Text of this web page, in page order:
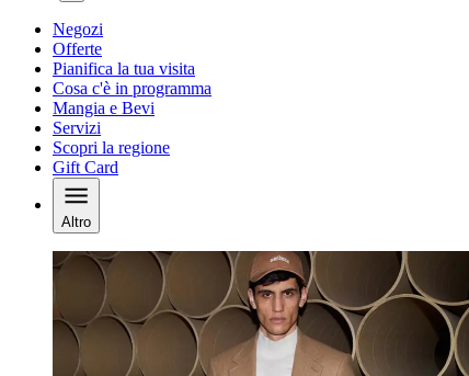
Negozi
Offerte
Pianifica la tua visita
Cosa c'è in programma
Mangia e Bevi
Servizi
Scopri la regione
Gift Card
Altro